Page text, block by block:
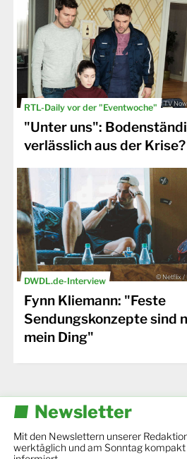
RTL-Daily vor der "Eventwoche" © TV
"Unter uns":
verlässlich aus der Krise?
DWDL.de-Interview © Netflix /
Fynn Kliemann: "Feste
Sendungskonzepte sind
mein Ding"
Newsletter
Mit den Newslettern unserer
werktäglich und am Sonntag